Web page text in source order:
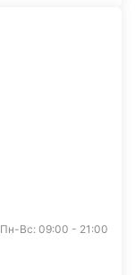
Пн-Вс: 09:00 - 21:00